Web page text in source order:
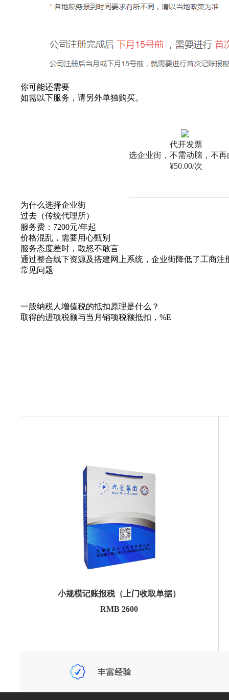
你可能还需要
如需以下服务，请另外单独购买。
代开发票
选企业街，不需动脑，不再
¥50.00/次
为什么选择企业街
过去（传统代理所）
服务费：7200元/年起
价格混乱，需要用心甄别
服务态度差时，敢怒不敢言
通过整合线下资源及搭建网上系统，企业街降低了工商注
常见问题
一般纳税人增值税的抵扣原理是什么？
取得的进项税额与当月销项税额抵扣，%E
小规模记账报税（上门收取单据）
RMB 2600